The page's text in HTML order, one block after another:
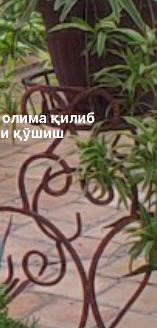
қилиб
қўшиш